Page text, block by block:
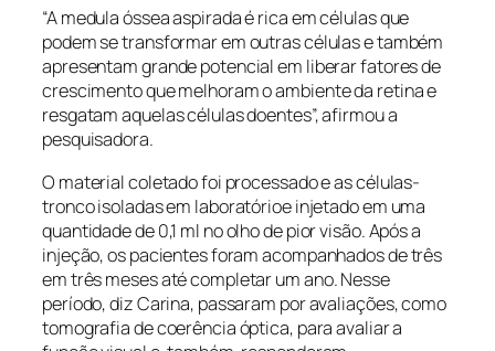
“A medula óssea aspirada é rica em células que
podem se transformar em outras células e também
apresentam grande potencial em liberar fatores de
crescimento que melhoram o ambiente da retina e
resgatam aquelas células doentes”, afirmou a
pesquisadora.
O material coletado foi processado e as células-
tronco isoladas em laboratórioe injetado em uma
quantidade de 0,1 ml no olho de pior visão. Após a
injeção, os pacientes foram acompanhados de três
em três meses até completar um ano. Nesse
período, diz Carina, passaram por avaliações, como
tomografia de coerência óptica, para avaliar a